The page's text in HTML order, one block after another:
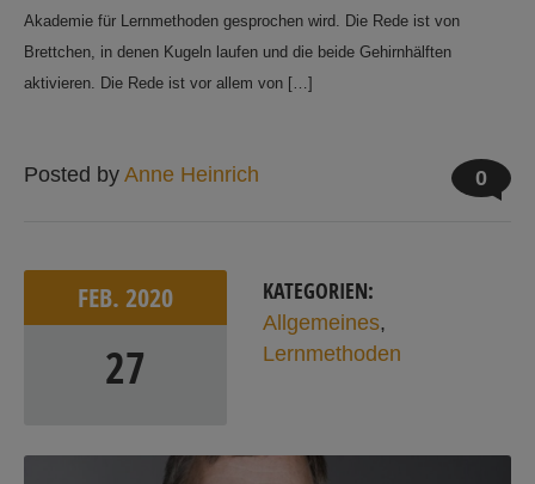
Akademie für Lernmethoden gesprochen wird. Die Rede ist von
Brettchen, in denen Kugeln laufen und die beide Gehirnhälften
aktivieren. Die Rede ist vor allem von […]
Posted by Anne Heinrich 0
FEB. 2020
27
KATEGORIEN:
Allgemeines,
Lernmethoden